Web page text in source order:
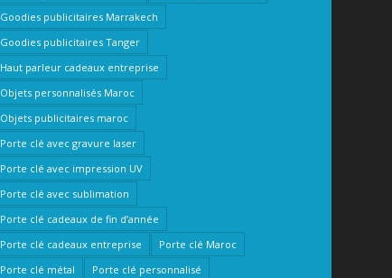
Goodies publicitaires Marrakech
Goodies publicitaires Tanger
Haut parleur cadeaux entreprise
Objets personnalisés Maroc
Objets publicitaires maroc
Porte clé avec gravure laser
Porte clé avec impression UV
Porte clé avec sublimation
Porte clé cadeaux de fin d’année
Porte clé cadeaux entreprise
Porte clé Maroc
Porte clé métal
Porte clé personnalisé